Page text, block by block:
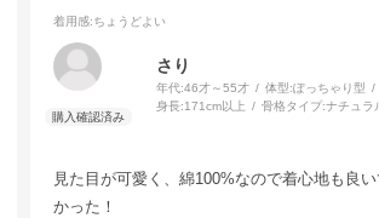
着用感:ちょうどよい
さり
年代:46才～55才 体型:ぽっちゃり型
身長:171cm以上 骨格タイプ:ナチュラ
見た目が可愛く、綿100%なので着心地も良
かった！